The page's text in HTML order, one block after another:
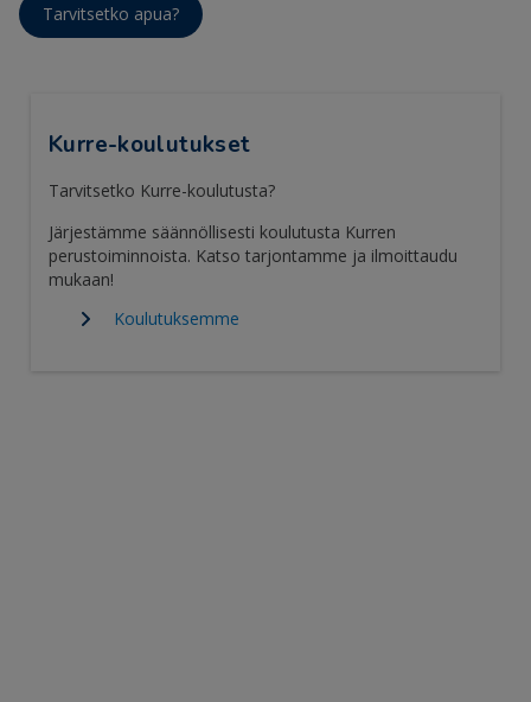
Tarvitsetko apua?
Kurre-koulutukset
Tarvitsetko Kurre-koulutusta?
Järjestämme säännöllisesti koulutusta Kurren
perustoiminnoista. Katso tarjontamme ja ilmoittaudu
mukaan!
Koulutuksemme